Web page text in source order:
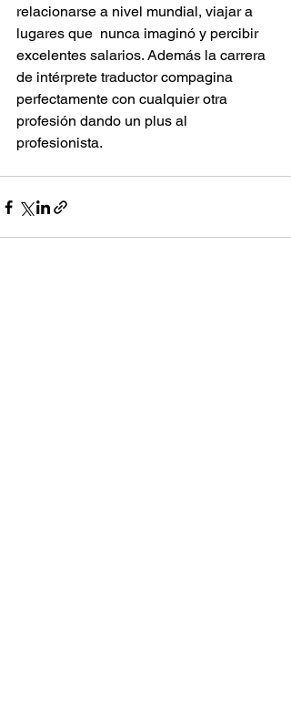
relacionarse a nivel mundial, viajar a
lugares que  nunca imaginó y percibir
excelentes salarios. Además la carrera
de intérprete traductor compagina
perfectamente con cualquier otra
profesión dando un plus al
profesionista.